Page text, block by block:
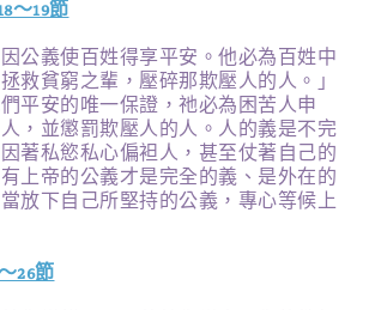
～19節
因公義使百姓得享平安。他必為百姓中
救貧窮之輩，壓碎那欺壓人的人。」
平安的唯一保證，祂必為困苦人申
，並懲罰欺壓人的人。人的義是不完
著私慾私心偏袒人，甚至仗著自己的
上帝的公義才是完全的義、是外在的
放下自己所堅持的公義，專心等候上
26節